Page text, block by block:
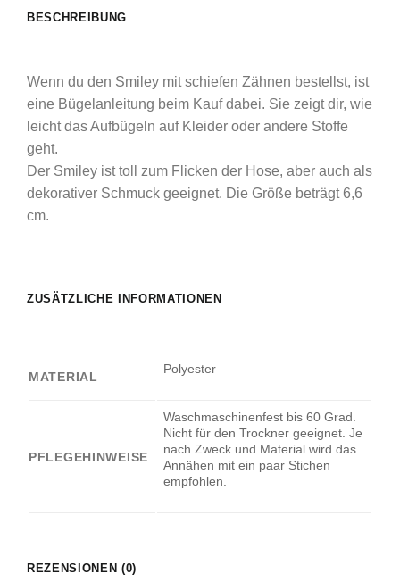
BESCHREIBUNG
Wenn du den Smiley mit schiefen Zähnen bestellst, ist
eine Bügelanleitung beim Kauf dabei. Sie zeigt dir, wie
leicht das Aufbügeln auf Kleider oder andere Stoffe
geht.
Der Smiley ist toll zum Flicken der Hose, aber auch als
dekorativer Schmuck geeignet. Die Größe beträgt 6,6
cm.
ZUSÄTZLICHE INFORMATIONEN
MATERIAL
Polyester
PFLEGEHINWEISE
Waschmaschinenfest bis 60 Grad.
Nicht für den Trockner geeignet. Je
nach Zweck und Material wird das
Annähen mit ein paar Stichen
empfohlen.
REZENSIONEN (0)